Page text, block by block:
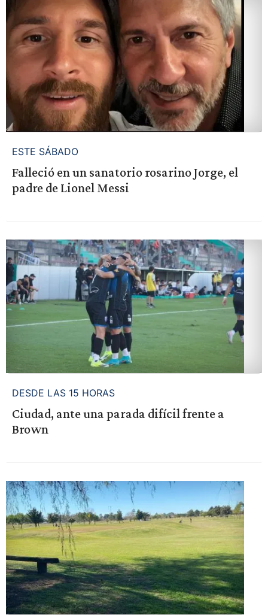
ESTE SÁBADO
Falleció en un sanatorio rosarino Jorge, el
padre de Lionel Messi
DESDE LAS 15 HORAS
Ciudad, ante una parada difícil frente a
Brown